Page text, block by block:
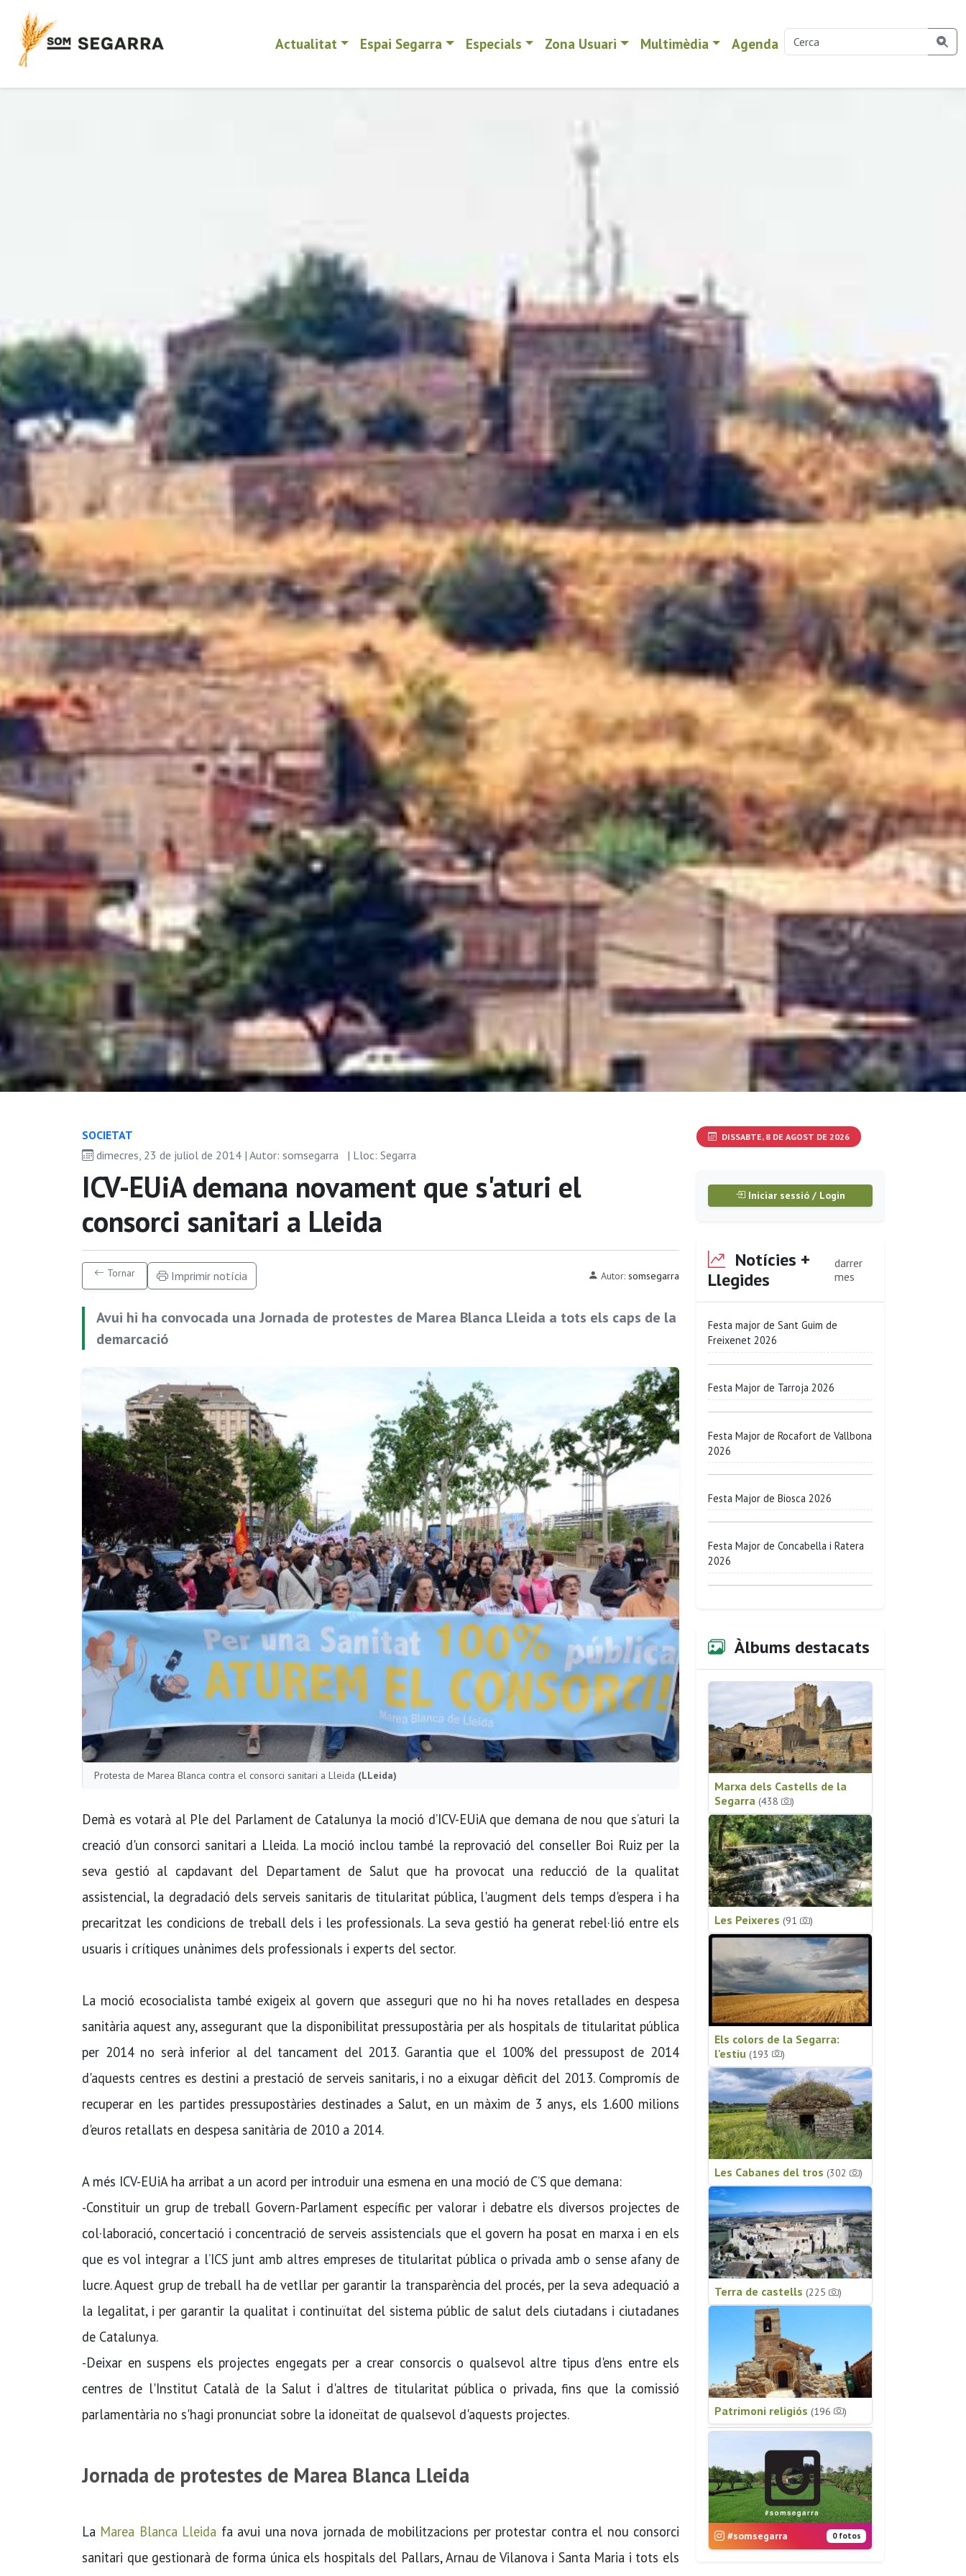
Actualitat Espai Segarra Especials Zona Usuari Multimèdia Agenda
SOCIETAT
dimecres, 23 de juliol de 2014 | Autor: somsegarra
| Lloc: Segarra
ICV-EUiA demana novament que s'aturi el
consorci sanitari a Lleida
Tornar Imprimir notícia Autor: somsegarra
Avui hi ha convocada una Jornada de protestes de Marea Blanca Lleida a tots els caps de la
demarcació
Protesta de Marea Blanca contra el consorci sanitari a Lleida (LLeida)
Demà es votarà al Ple del Parlament de Catalunya la moció d’ICV-EUiA que demana de nou que s’aturi la
creació d'un consorci sanitari a Lleida. La moció inclou també la reprovació del conseller Boi Ruiz per la
seva gestió al capdavant del Departament de Salut que ha provocat una reducció de la qualitat
assistencial, la degradació dels serveis sanitaris de titularitat pública, l'augment dels temps d'espera i ha
precaritzat les condicions de treball dels i les professionals. La seva gestió ha generat rebel·lió entre els
usuaris i crítiques unànimes dels professionals i experts del sector.
La moció ecosocialista també exigeix al govern que asseguri que no hi ha noves retallades en despesa
sanitària aquest any, assegurant que la disponibilitat pressupostària per als hospitals de titularitat pública
per 2014 no serà inferior al del tancament del 2013. Garantia que el 100% del pressupost de 2014
d'aquests centres es destini a prestació de serveis sanitaris, i no a eixugar dèficit del 2013. Compromís de
recuperar en les partides pressupostàries destinades a Salut, en un màxim de 3 anys, els 1.600 milions
d'euros retallats en despesa sanitària de 2010 a 2014.
A més ICV-EUiA ha arribat a un acord per introduir una esmena en una moció de C’S que demana:
-Constituir un grup de treball Govern-Parlament específic per valorar i debatre els diversos projectes de
col·laboració, concertació i concentració de serveis assistencials que el govern ha posat en marxa i en els
que es vol integrar a l’ICS junt amb altres empreses de titularitat pública o privada amb o sense afany de
lucre. Aquest grup de treball ha de vetllar per garantir la transparència del procés, per la seva adequació a
la legalitat, i per garantir la qualitat i continuïtat del sistema públic de salut dels ciutadans i ciutadanes
de Catalunya.
-Deixar en suspens els projectes engegats per a crear consorcis o qualsevol altre tipus d'ens entre els
centres de l'Institut Català de la Salut i d'altres de titularitat pública o privada, fins que la comissió
parlamentària no s'hagi pronunciat sobre la idoneïtat de qualsevol d'aquests projectes.
Jornada de protestes de Marea Blanca Lleida
La Marea Blanca Lleida fa avui una nova jornada de mobilitzacions per protestar contra el nou consorci
sanitari que gestionarà de forma única els hospitals del Pallars, Arnau de Vilanova i Santa Maria i tots els
DISSABTE, 8 DE AGOST DE 2026
Iniciar sessió / Login
Notícies +
Llegides
darrer
mes
Festa major de Sant Guim de
Freixenet 2026
Festa Major de Tarroja 2026
Festa Major de Rocafort de Vallbona
2026
Festa Major de Biosca 2026
Festa Major de Concabella i Ratera
2026
Àlbums destacats
Marxa dels Castells de la
Segarra (438 )
Les Peixeres (91 )
Els colors de la Segarra:
l'estiu (193 )
Les Cabanes del tros (302 )
Terra de castells (225 )
Patrimoni religiós (196 )
#somsegarra 0 fotos